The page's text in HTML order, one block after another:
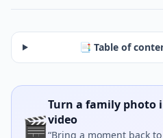
📑 Table of
🎬
Turn a family photo
video
“Bring a moment back